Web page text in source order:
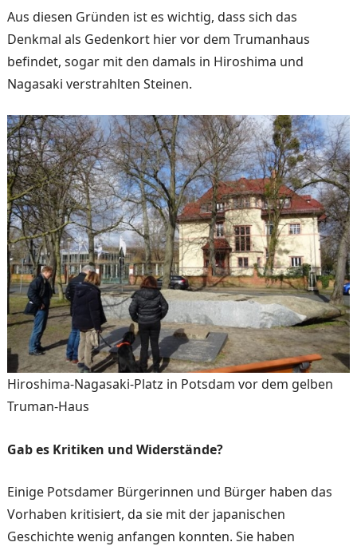
Aus diesen Gründen ist es wichtig, dass sich das
Denkmal als Gedenkort hier vor dem Trumanhaus
befindet, sogar mit den damals in Hiroshima und
Nagasaki verstrahlten Steinen.
Hiroshima-Nagasaki-Platz in Potsdam vor dem gelben
Truman-Haus
Gab es Kritiken und Widerstände?
Einige Potsdamer Bürgerinnen und Bürger haben das
Vorhaben kritisiert, da sie mit der japanischen
Geschichte wenig anfangen konnten. Sie haben